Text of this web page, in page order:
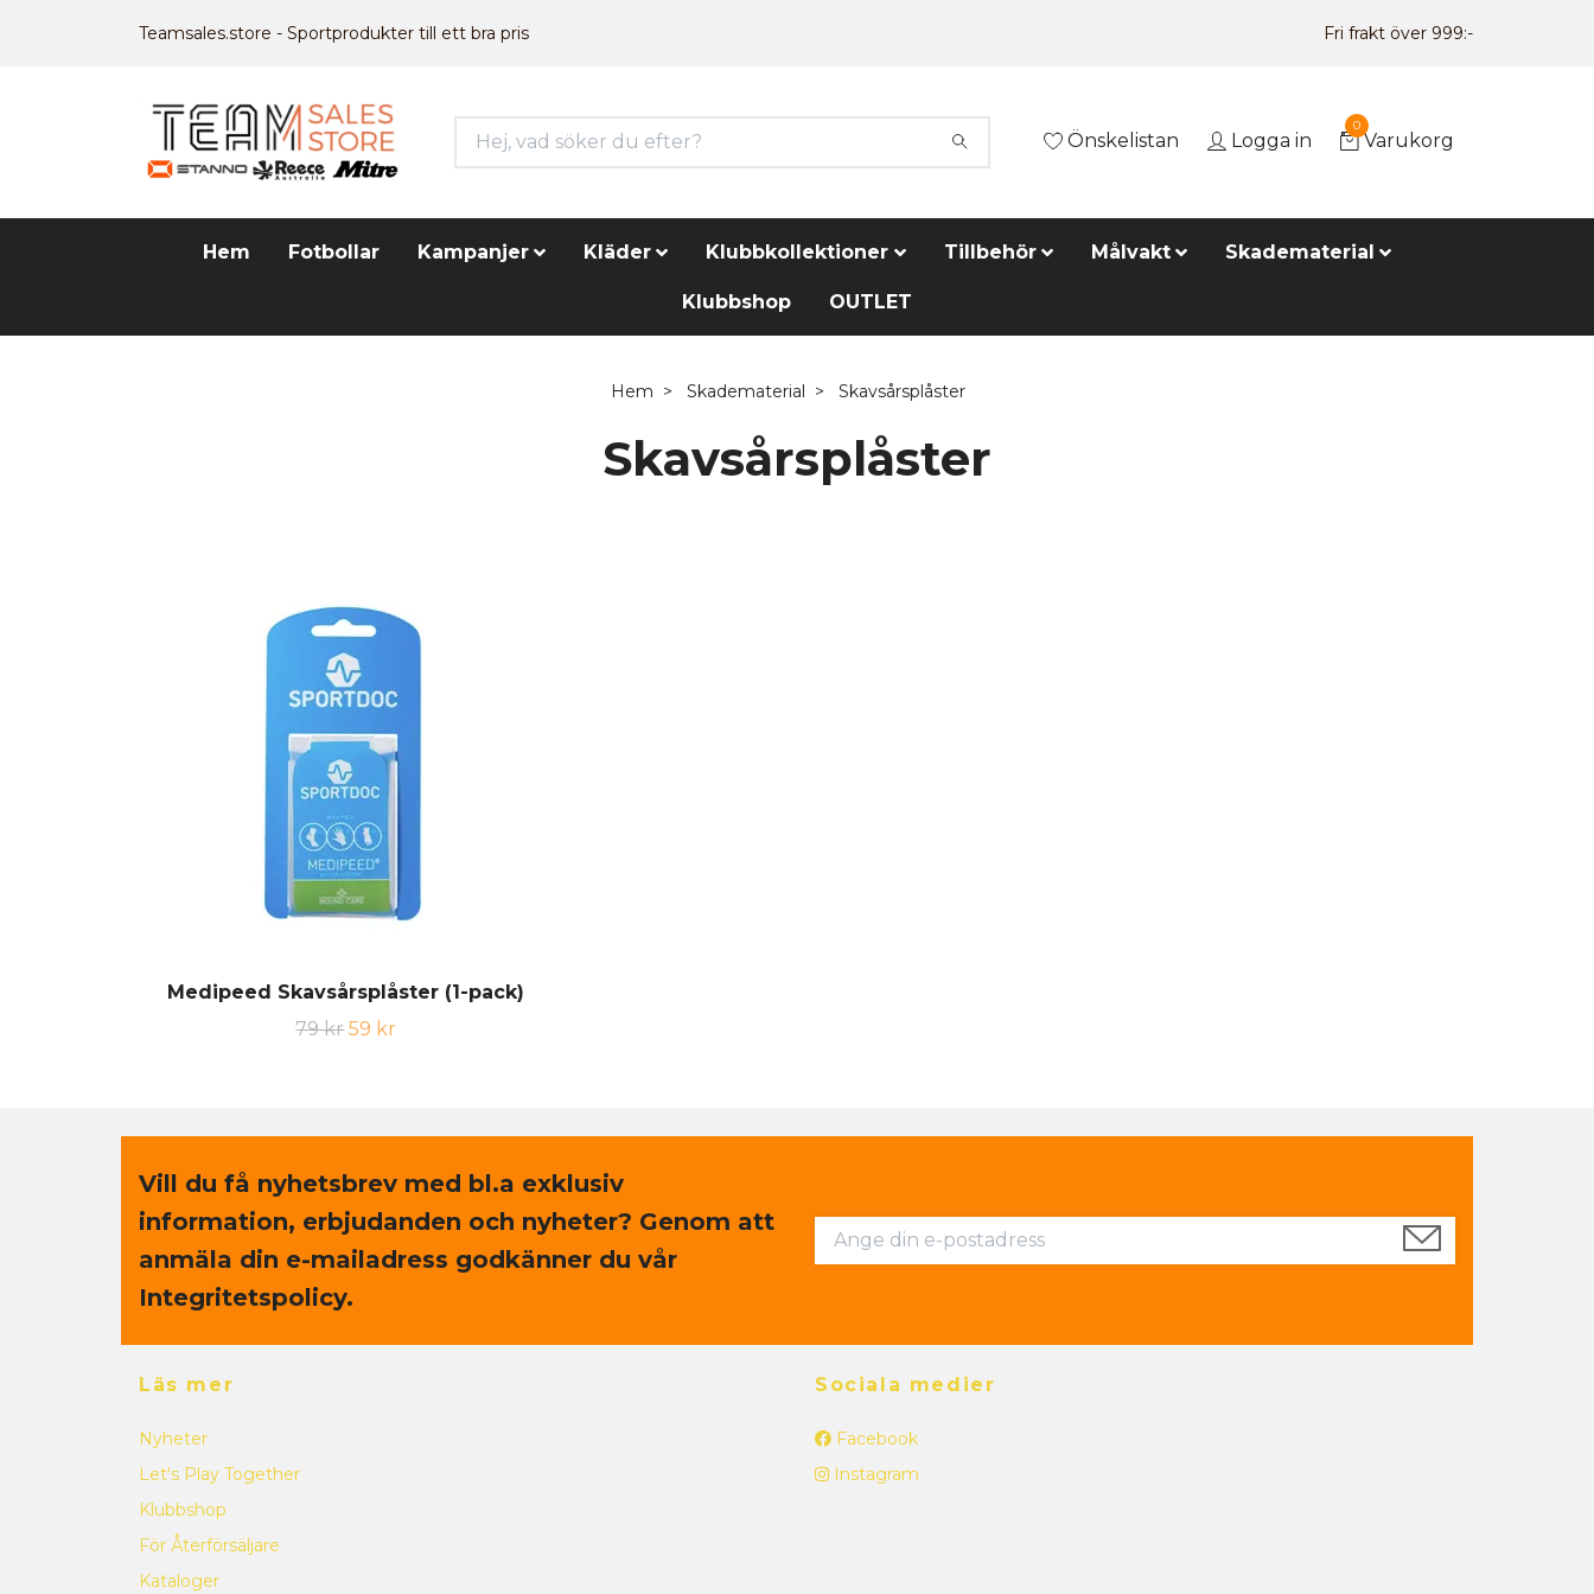
Teamsales.store - Sportprodukter till ett bra pris Fri frakt över 999:-
Önskelistan Logga in
0
Varukorg
Hem Fotbollar Kampanjer Kläder Klubbkollektioner Tillbehör Målvakt Skadematerial
Klubbshop OUTLET
Hem Skadematerial Skavsårsplåster
Skavsårsplåster
Medipeed Skavsårsplåster (1-pack)
79 kr 59 kr
Vill du få nyhetsbrev med bl.a exklusiv
information, erbjudanden och nyheter? Genom att
anmäla din e-mailadress godkänner du vår
Integritetspolicy.
Läs mer
Nyheter
Let's Play Together
Klubbshop
För Återförsäljare
Kataloger
Sociala medier
Facebook
Instagram